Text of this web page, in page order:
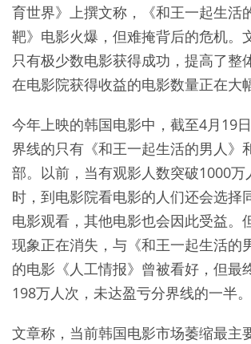
育世界》上撰文称，《和王一起生活
靶》电影火爆，但难掩背后的危机。
只有极少数电影获得成功，提高了整
在电影院获得收益的电影数量正在大
今年上映的韩国电影中，截至4月19
界线的只有《和王一起生活的男人》
部。以前，当有观影人数突破1000万
时，到电影院看电影的人们还会选择
电影观看，其他电影也会因此受益。
现象正在消失，与《和王一起生活的
的电影《人工情报》曾被看好，但最
198万人次，未达盈亏分界线的一半。
文章称，当前韩国电影市场萎缩最主